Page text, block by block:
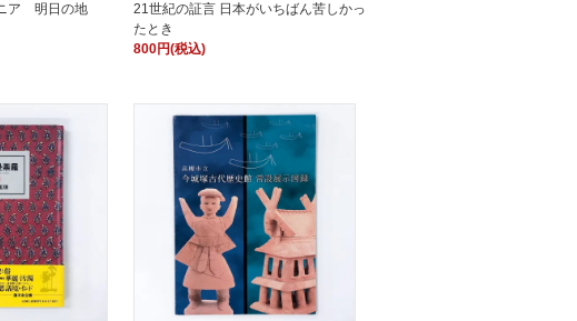
ア 明日の地
21世紀の証言 日本がいちばん苦しかっ
たとき
800円(税込)